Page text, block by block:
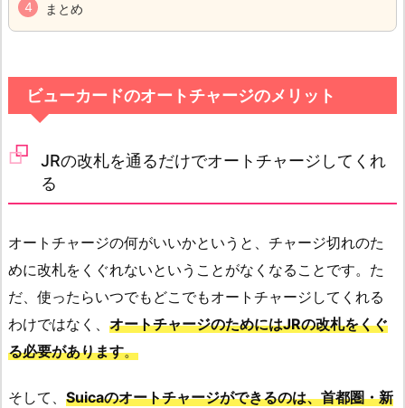
まとめ
ビューカードのオートチャージのメリット
JRの改札を通るだけでオートチャージしてくれ
る
オートチャージの何がいいかというと、チャージ切れのた
めに改札をくぐれないということがなくなることです。た
だ、使ったらいつでもどこでもオートチャージしてくれる
わけではなく、 オートチャージのためにはJRの改札をくぐ
る必要があります。
そして、 Suicaのオートチャージができるのは、首都圏・新